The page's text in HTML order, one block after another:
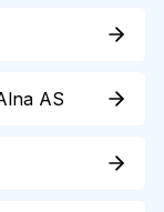
AS